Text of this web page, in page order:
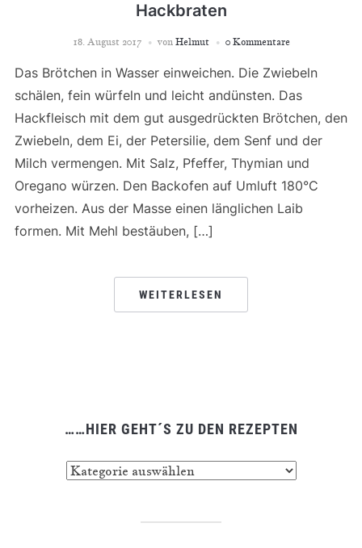
……HIER GEHT´S ZU DEN REZEPTEN
Hackbraten
18. August 2017 von Helmut 0 Kommentare
Das Brötchen in Wasser einweichen. Die Zwiebeln
schälen, fein würfeln und leicht andünsten. Das
Hackfleisch mit dem gut ausgedrückten Brötchen, den
Zwiebeln, dem Ei, der Petersilie, dem Senf und der
Milch vermengen. Mit Salz, Pfeffer, Thymian und
Oregano würzen. Den Backofen auf Umluft 180°C
vorheizen. Aus der Masse einen länglichen Laib
formen. Mit Mehl bestäuben, […]
WEITERLESEN